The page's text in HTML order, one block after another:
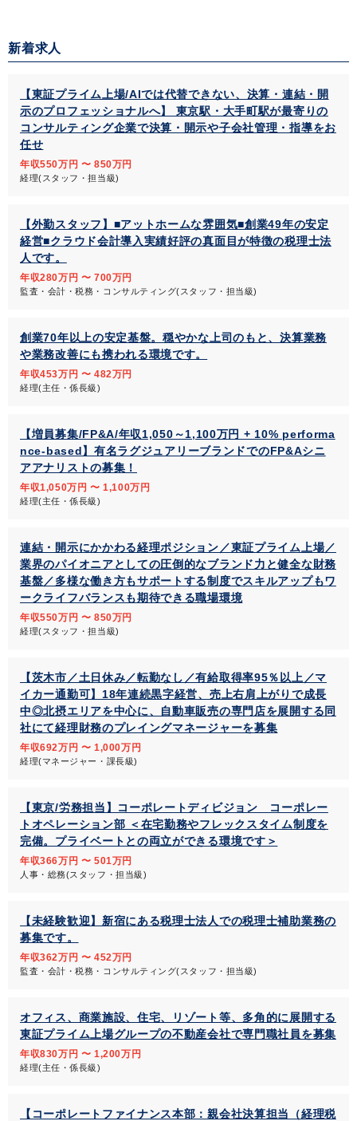
新着求人
【東証プライム上場/AIでは代替できない、決算・連結・開
示のプロフェッショナルへ】 東京駅・大手町駅が最寄りの
コンサルティング企業で決算・開示や子会社管理・指導をお
任せ
年収550万円 〜 850万円
経理(スタッフ・担当級)
【外勤スタッフ】■アットホームな雰囲気■創業49年の安定
経営■クラウド会計導入実績好評の真面目が特徴の税理士法
人です。
年収280万円 〜 700万円
監査・会計・税務・コンサルティング(スタッフ・担当級)
創業70年以上の安定基盤。穏やかな上司のもと、決算業務
や業務改善にも携われる環境です。
年収453万円 〜 482万円
経理(主任・係長級)
【増員募集/FP&A/年収1,050～1,100万円 + 10% performa
nce-based】有名ラグジュアリーブランドでのFP&Aシニ
アアナリストの募集！
年収1,050万円 〜 1,100万円
経理(主任・係長級)
連結・開示にかかわる経理ポジション／東証プライム上場／
業界のパイオニアとしての圧倒的なブランド力と健全な財務
基盤／多様な働き方もサポートする制度でスキルアップもワ
ークライフバランスも期待できる職場環境
年収550万円 〜 850万円
経理(スタッフ・担当級)
【茨木市／土日休み／転勤なし／有給取得率95％以上／マ
イカー通勤可】18年連続黒字経営、売上右肩上がりで成長
中◎北摂エリアを中心に、自動車販売の専門店を展開する同
社にて経理財務のプレイングマネージャーを募集
年収692万円 〜 1,000万円
経理(マネージャー・課長級)
【東京/労務担当】コーポレートディビジョン コーポレー
トオペレーション部 ＜在宅勤務やフレックスタイム制度を
完備。プライベートとの両立ができる環境です＞
年収366万円 〜 501万円
人事・総務(スタッフ・担当級)
【未経験歓迎】新宿にある税理士法人での税理士補助業務の
募集です。
年収362万円 〜 452万円
監査・会計・税務・コンサルティング(スタッフ・担当級)
オフィス、商業施設、住宅、リゾート等、多角的に展開する
東証プライム上場グループの不動産会社で専門職社員を募集
年収830万円 〜 1,200万円
経理(主任・係長級)
【コーポレートファイナンス本部：親会社決算担当（経理税